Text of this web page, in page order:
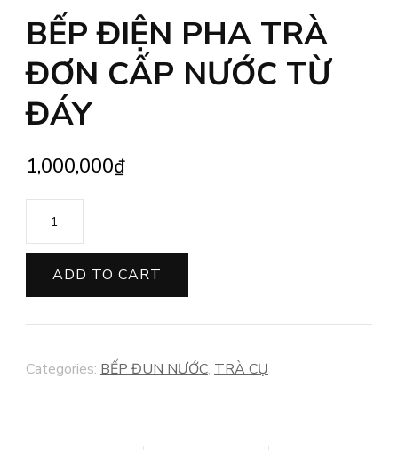
BẾP ĐIỆN PHA TRÀ
ĐƠN CẤP NƯỚC TỪ
ĐÁY
1,000,000₫
BẾP
ĐIỆN
PHA
TRÀ
ĐƠN
NƯỚC
ADD TO CART
Categories: BẾP ĐUN NƯỚC, TRÀ CỤ